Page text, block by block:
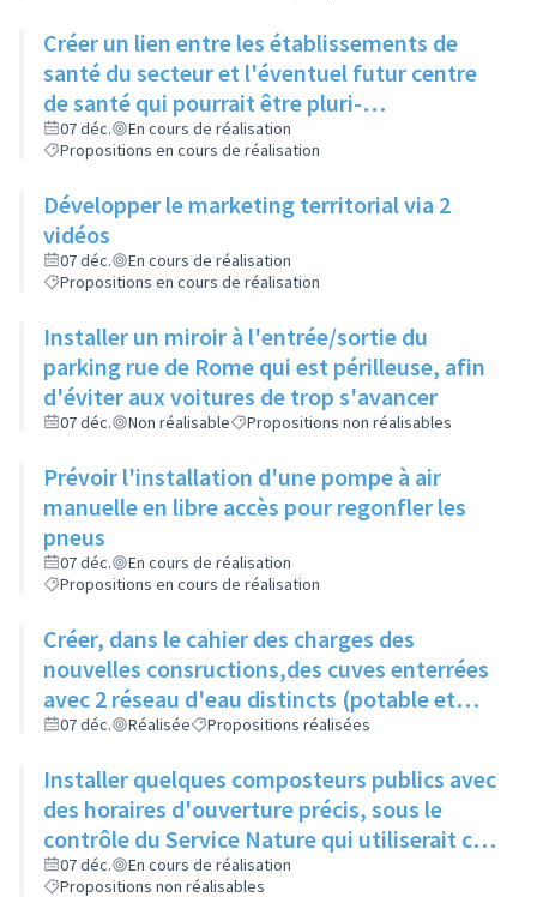
Créer un lien entre les établissements de
santé du secteur et l'éventuel futur centre
de santé qui pourrait être pluri-
professionnel
07 déc.
En cours de réalisation
Propositions en cours de réalisation
Développer le marketing territorial via 2
vidéos
07 déc.
En cours de réalisation
Propositions en cours de réalisation
Installer un miroir à l'entrée/sortie du
parking rue de Rome qui est périlleuse, afin
d'éviter aux voitures de trop s'avancer
07 déc. Non réalisable Propositions non réalisables
Prévoir l'installation d'une pompe à air
manuelle en libre accès pour regonfler les
pneus
07 déc.
En cours de réalisation
Propositions en cours de réalisation
Créer, dans le cahier des charges des
nouvelles consructions,des cuves enterrées
avec 2 réseau d'eau distincts (potable et
non potable)
07 déc. Réalisée Propositions réalisées
Installer quelques composteurs publics avec
des horaires d'ouverture précis, sous le
contrôle du Service Nature qui utiliserait ce
compost pour l'entretien des espaces verts
de la ville
07 déc.
En cours de réalisation
Propositions non réalisables